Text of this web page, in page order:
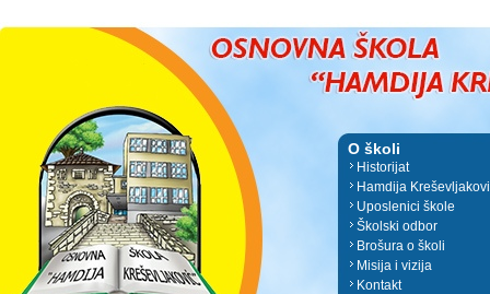
O školi
Historijat
Hamdija
Uposlenici škole
Školski odbor
Brošura o školi
Misija i vizija
Kontakt